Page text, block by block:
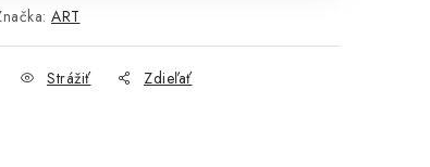
ART
Strážiť Zdieľať